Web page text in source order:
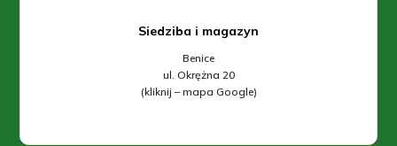
Siedziba i magazyn
Benice
ul. Okrężna 20
(kliknij – mapa Google)